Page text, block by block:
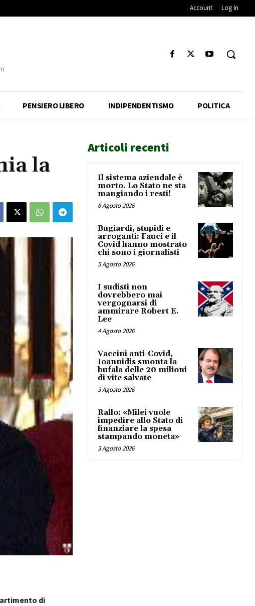
Account Log In
PENSIERO LIBERO INDIPENDENTISMO POLITICA
la
di
Articoli recenti
Il sistema aziendale è
morto. Lo Stato ne sta
mangiando i resti!
6 Agosto 2026
Bugiardi, stupidi e
arroganti: Fauci e il
Covid hanno mostrato
chi sono i giornalisti
5 Agosto 2026
I sudisti non
dovrebbero mai
vergognarsi di
ammirare Robert E.
Lee
4 Agosto 2026
Vaccini anti-Covid,
Ioannidis smonta la
bufala delle 20 milioni
di vite salvate
3 Agosto 2026
Rallo: «Milei vuole
impedire allo Stato di
finanziare la spesa
stampando moneta»
3 Agosto 2026